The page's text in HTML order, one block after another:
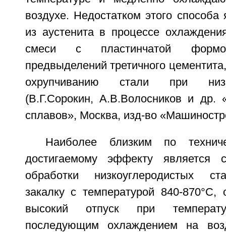
воздухе. Недостатком этого
из аустенита в процессе
смеси с пластинчатой
предвыделений третичного
охрупчиванию стали при
(В.Г.Сорокин, А.В.Волосников и др.
сплавов», Москва, изд-во
Наиболее близким по
достигаемому эффекту является
обработки низкоуглеродистых
закалку с температурой 840-
высокий отпуск при
последующим охлаждением на